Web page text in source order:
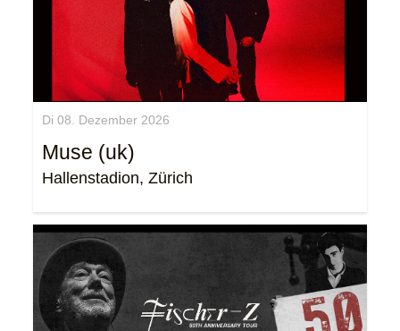
Di 08. Dezember 2026
Muse (uk)
Hallenstadion, Zürich